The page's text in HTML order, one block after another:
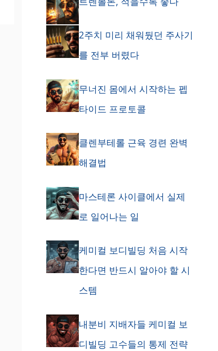
2주치 미리 채워뒀던 주사기
를 전부 버렸다
무너진 몸에서 시작하는 펩
타이드 프로토콜
클렌부테롤 근육 경련 완벽
해결법
마스테론 사이클에서 실제
로 일어나는 일
케미컬 보디빌딩 처음 시작
한다면 반드시 알아야 할 시
스템
내분비 지배자들 케미컬 보
디빌딩 고수들의 통제 전략